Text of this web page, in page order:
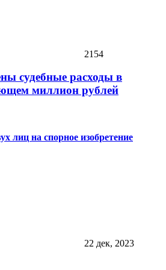
2154
судебные расходы в
миллион рублей
лиц на спорное изобретение
22 дек, 2023